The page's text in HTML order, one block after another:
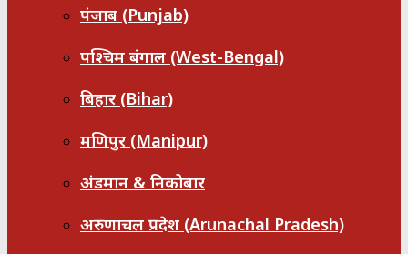
पंजाब (Punjab)
पश्चिम बंगाल (West-Bengal)
बिहार (Bihar)
मणिपुर (Manipur)
अंडमान & निकोबार
अरुणाचल प्रदेश (Arunachal Pradesh)